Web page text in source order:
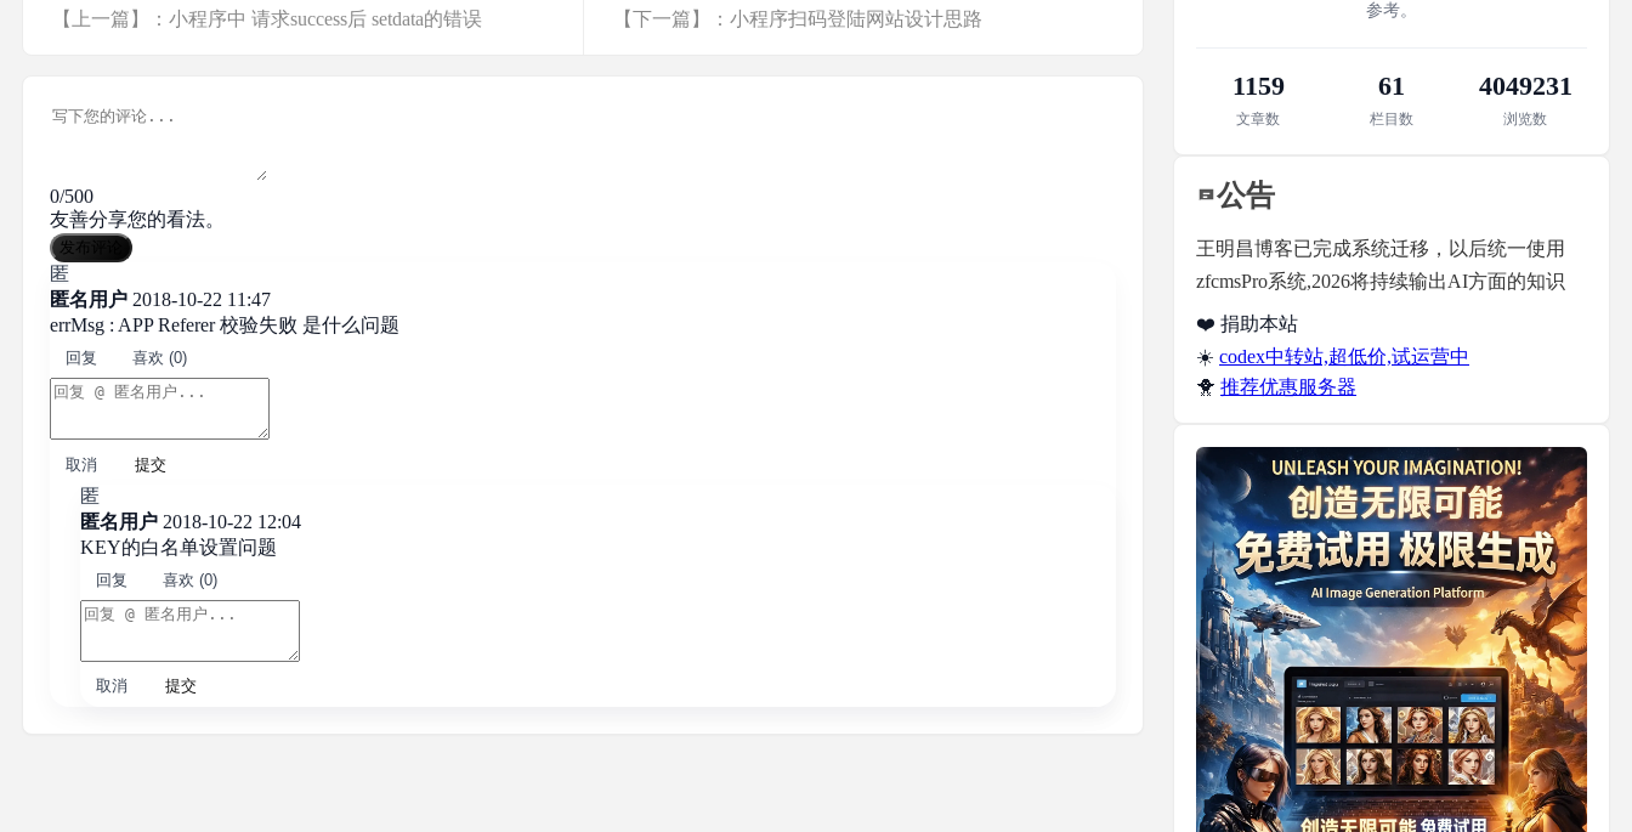
【上一篇】：小程序中 请求success后 setdata的错误 【下一篇】：小程序扫码登陆网站设计思路
0/500
友善分享您的看法。
发布评论
匿
匿名用户 2018-10-22 11:47
errMsg : APP Referer 校验失败 是什么问题
回复 喜欢 (0)
取消 提交
匿
匿名用户 2018-10-22 12:04
KEY的白名单设置问题
回复 喜欢 (0)
取消 提交
参考。
1159
文章数
61
栏目数
4049231
浏览数
公告
王明昌博客已完成系统迁移，以后统一使用
zfcmsPro系统,2026将持续输出AI方面的知识
❤️ 捐助本站
☀️ codex中转站,超低价,试运营中
🐥 推荐优惠服务器